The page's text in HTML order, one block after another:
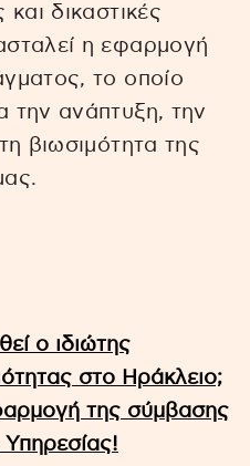
και δικαστικές
η εφαρμογή
το οποίο
την ανάπτυξη, την
βιωσιμότητα της
ο ιδιώτης
στο Ηράκλειο;
της σύμβασης
Υπηρεσίας!